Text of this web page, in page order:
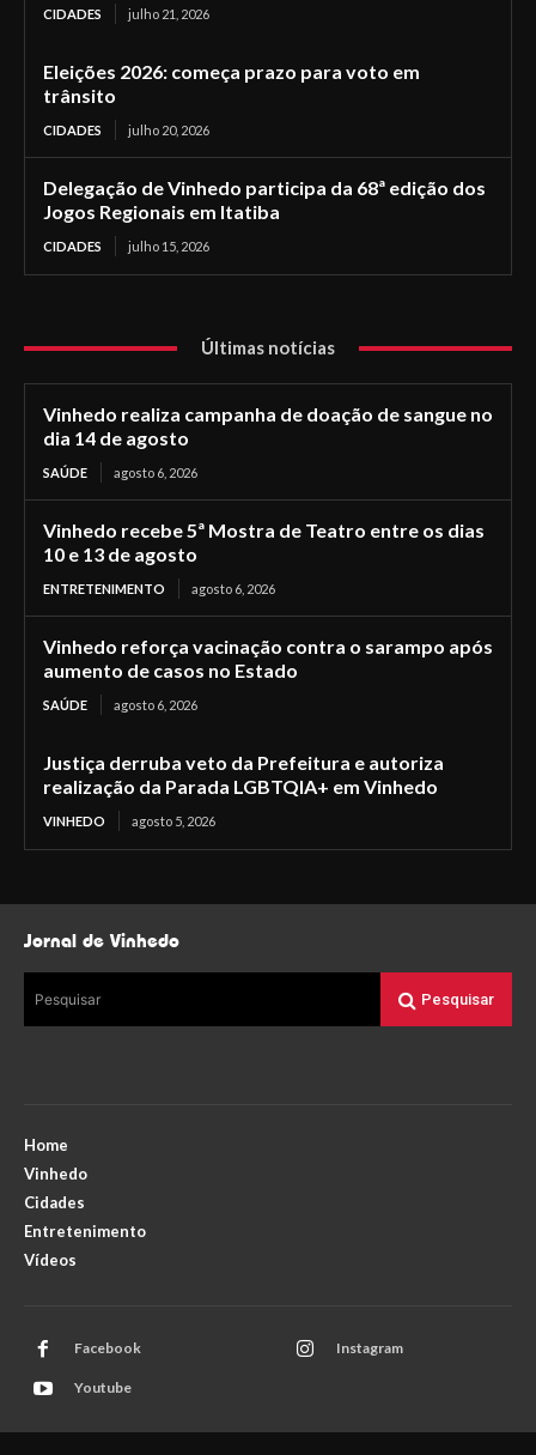
CIDADES julho 21, 2026
Eleições 2026: começa prazo para voto em
trânsito
CIDADES julho 20, 2026
Delegação de Vinhedo participa da 68ª edição dos
Jogos Regionais em Itatiba
CIDADES julho 15, 2026
Últimas notícias
Vinhedo realiza campanha de doação de sangue no
dia 14 de agosto
SAÚDE agosto 6, 2026
Vinhedo recebe 5ª Mostra de Teatro entre os dias
10 e 13 de agosto
ENTRETENIMENTO agosto 6, 2026
Vinhedo reforça vacinação contra o sarampo após
aumento de casos no Estado
SAÚDE agosto 6, 2026
Justiça derruba veto da Prefeitura e autoriza
realização da Parada LGBTQIA+ em Vinhedo
VINHEDO agosto 5, 2026
Jornal de Vinhedo
Pesquisar Pesquisar
Home
Vinhedo
Cidades
Entretenimento
Vídeos
Facebook Instagram
Youtube